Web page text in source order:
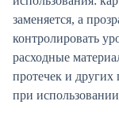
заменяется, а
контролировать
расходные
протечек и других
при